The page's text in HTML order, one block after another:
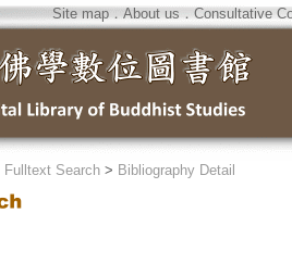
Site map．About us ． Consultative
Fulltext Search > Bibliography Detail